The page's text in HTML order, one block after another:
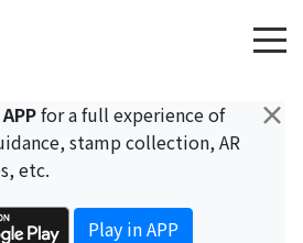
×
for a full experience of
stamp collection, AR
etc.
Play in APP